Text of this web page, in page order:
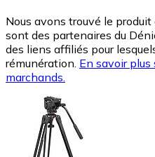
Nous avons trouvé le
sont des partenaires du
des liens affiliés pour
rémunération. En savoir
marchands.